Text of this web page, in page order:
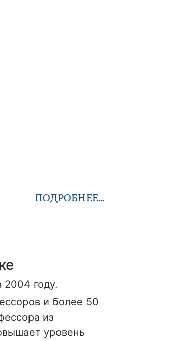
ПОДРОБНЕЕ...
году.
и более 50
из
уровень